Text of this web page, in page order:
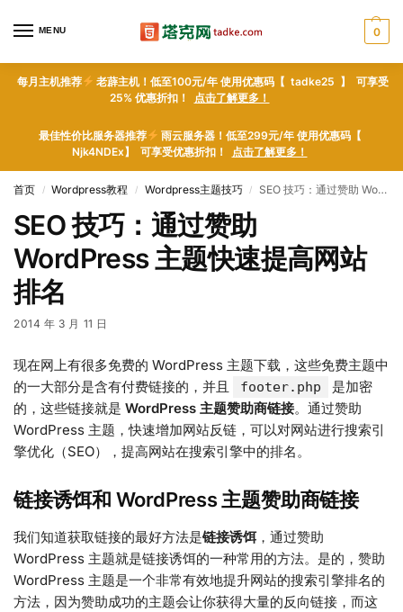
MENU 0
每月主机推荐
老薜主机！低至100元/年 使用优惠码【 tadke25 】 可享受
25% 优惠折扣！ 点击了解更多！
最佳性价比服务器推荐
雨云服务器！低至299元/年 使用优惠码【
Njk4NDEx】 可享受优惠折扣！ 点击了解更多！
首页 / Wordpress教程 / Wordpress主题技巧 / SEO 技巧：通过赞助 WordPress 主题快速提高网站排名
SEO 技巧：通过赞助
WordPress 主题快速提高网站
排名
2014 年 3 月 11 日
现在网上有很多免费的 WordPress 主题下载，这些免费主题中
的一大部分是含有付费链接的，并且
footer.php
是加密
的，这些链接就是 WordPress 主题赞助商链接。通过赞助
WordPress 主题，快速增加网站反链，可以对网站进行搜索引
擎优化（SEO），提高网站在搜索引擎中的排名。
链接诱饵和 WordPress 主题赞助商链接
我们知道获取链接的最好方法是链接诱饵，通过赞助
WordPress 主题就是链接诱饵的一种常用的方法。是的，赞助
WordPress 主题是一个非常有效地提升网站的搜索引擎排名的
方法，因为赞助成功的主题会让你获得大量的反向链接，而这